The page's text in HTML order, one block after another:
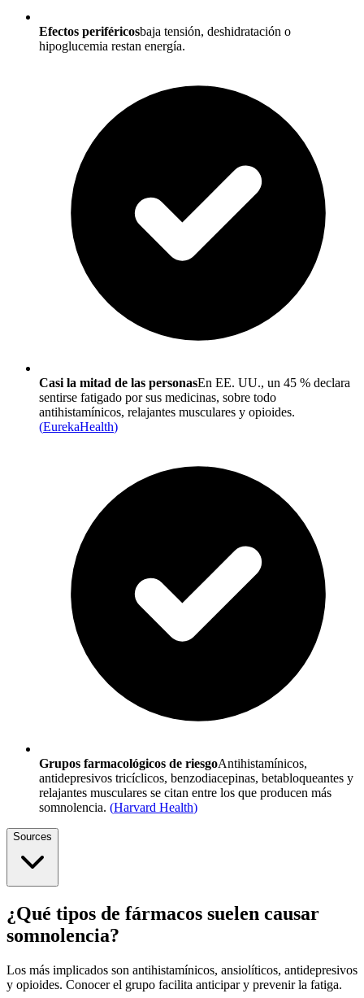
Efectos periféricosbaja tensión, deshidratación o
hipoglucemia restan energía.
Casi la mitad de las personasEn EE. UU., un 45 % declara
sentirse fatigado por sus medicinas, sobre todo
antihistamínicos, relajantes musculares y opioides.
(EurekaHealth)
Grupos farmacológicos de riesgoAntihistamínicos,
antidepresivos tricíclicos, benzodiacepinas, betabloqueantes y
relajantes musculares se citan entre los que producen más
somnolencia. (Harvard Health)
Sources
¿Qué tipos de fármacos suelen causar
somnolencia?
Los más implicados son antihistamínicos, ansiolíticos, antidepresivos
y opioides. Conocer el grupo facilita anticipar y prevenir la fatiga.